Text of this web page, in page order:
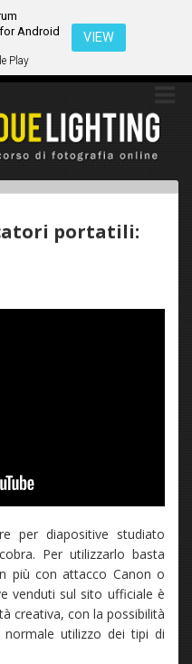
Android
Play
VIEW
portatili:
per diapositive studiato
Per utilizzarlo basta
più con attacco Canon o
venduti sul sito ufficiale è
creativa, con la possibilità
utilizzo dei tipi di
a navigare tra queste
all'uso dei cookies.
di più